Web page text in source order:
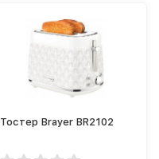
Тостер Brayer BR2102